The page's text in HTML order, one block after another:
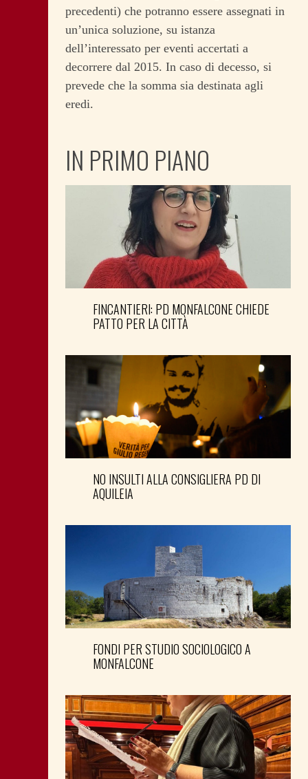
precedenti) che potranno essere assegnati in
un’unica soluzione, su istanza
dell’interessato per eventi accertati a
decorrere dal 2015. In caso di decesso, si
prevede che la somma sia destinata agli
eredi.
IN PRIMO PIANO
FINCANTIERI: PD MONFALCONE CHIEDE
PATTO PER LA CITTÀ
NO INSULTI ALLA CONSIGLIERA PD DI
AQUILEIA
FONDI PER STUDIO SOCIOLOGICO A
MONFALCONE